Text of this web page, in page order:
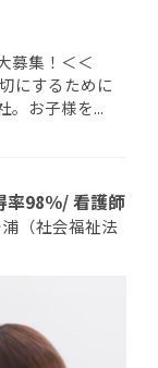
募集！＜＜
にするために
。お子様を...
率98％/ 看護師
（社会福祉法